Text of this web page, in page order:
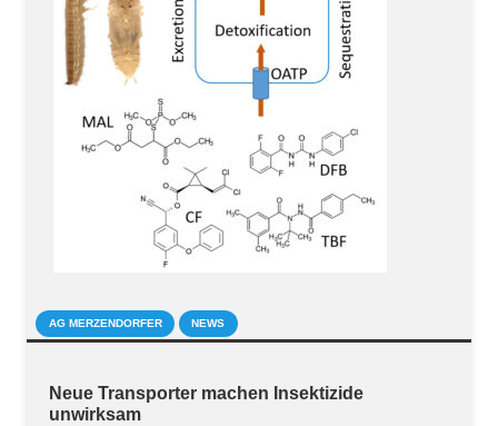
AG MERZENDORFER NEWS
Neue Transporter machen Insektizide
unwirksam